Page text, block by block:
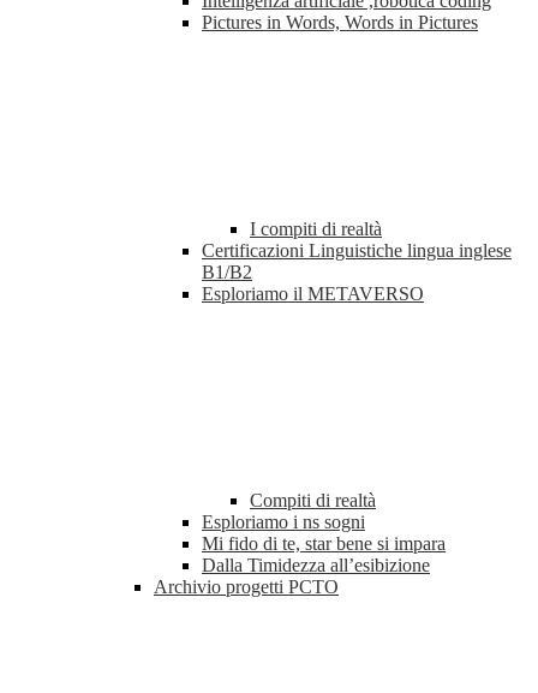
Pictures in Words, Words in Pictures
I compiti di realtà
Certificazioni Linguistiche lingua inglese
B1/B2
Esploriamo il METAVERSO
Compiti di realtà
Esploriamo i ns sogni
Mi fido di te, star bene si impara
Dalla Timidezza all’esibizione
Archivio progetti PCTO